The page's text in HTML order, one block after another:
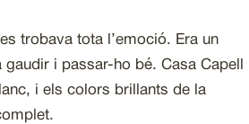
trobava tota l’emoció. Era un
i passar-ho bé. Casa Capell
i els colors brillants de la